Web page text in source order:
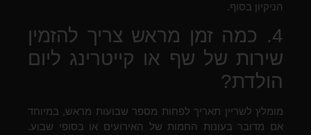
הניקיון בסוף.
4. כמה זמן מראש צריך להזמין
שירות של שף או קייטרינג ליום
הולדת?
מומלץ לשריין תאריך לפחות מספר שבועות מראש, במיוחד
אם מדובר בעונות החמות של האירועים או בסופי שבוע.